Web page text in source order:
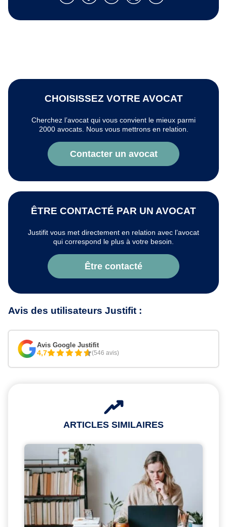
CHOISISSEZ VOTRE AVOCAT
Cherchez l’avocat qui vous convient le mieux parmi
2000 avocats. Nous vous mettrons en relation.
Contacter un avocat
ÊTRE CONTACTÉ PAR UN AVOCAT
Justifit vous met directement en relation avec l’avocat
qui correspond le plus à votre besoin.
Être contacté
Avis des utilisateurs Justifit :
Avis Google Justifit
4,7 (546 avis)
ARTICLES SIMILAIRES